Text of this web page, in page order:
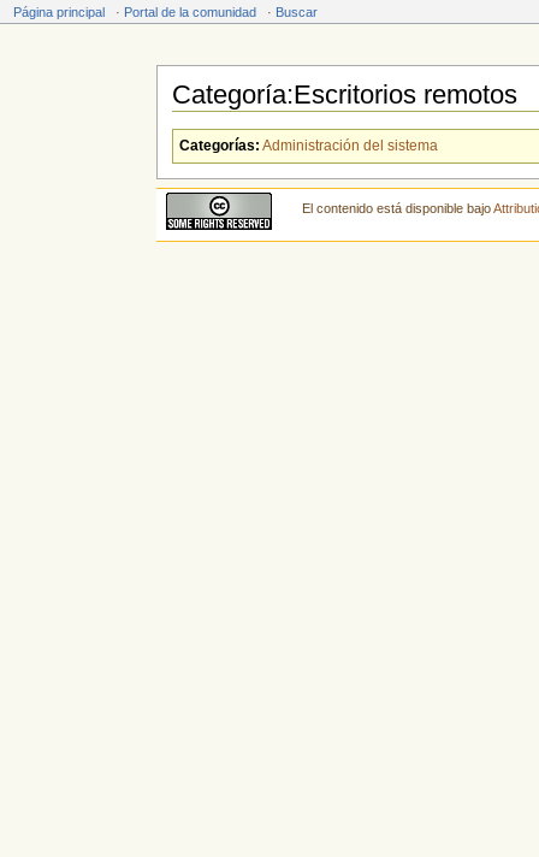
Página principal · Portal de la comunidad · Buscar
Categoría:Escritorios remotos
Categorías: Administración del sistema
El contenido está disponible bajo